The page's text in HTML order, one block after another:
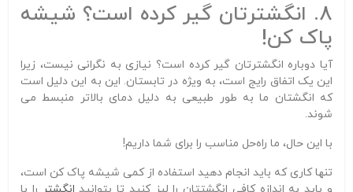
8. انگشترتان گیر کرده است؟ شیشه
پاک کن!
آیا دوباره انگشترتان گیر کرده است؟ نیازی به نگرانی نیست، زیرا
این یک اتفاق رایج است، به ویژه در تابستان. این به این دلیل است
که انگشتان ما به طور طبیعی به دلیل دمای بالاتر منبسط می
شوند.
با این حال، ما راه‌حل مناسب را برای شما داریم!
تنها کاری که باید انجام دهید استفاده از کمی شیشه پاک کن است،